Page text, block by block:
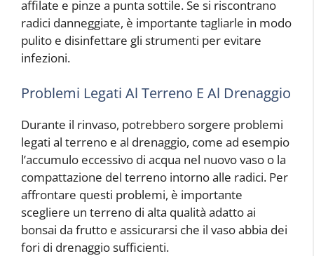
affilate e pinze a punta sottile. Se si riscontrano
radici danneggiate, è importante tagliarle in modo
pulito e disinfettare gli strumenti per evitare
infezioni.
Problemi Legati Al Terreno E Al Drenaggio
Durante il rinvaso, potrebbero sorgere problemi
legati al terreno e al drenaggio, come ad esempio
l’accumulo eccessivo di acqua nel nuovo vaso o la
compattazione del terreno intorno alle radici. Per
affrontare questi problemi, è importante
scegliere un terreno di alta qualità adatto ai
bonsai da frutto e assicurarsi che il vaso abbia dei
fori di drenaggio sufficienti.